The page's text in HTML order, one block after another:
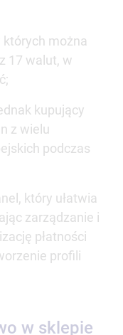
których można
17 walut, w
kupujący
z wielu
podczas
który ułatwia
zarządzanie i
płatności
profili
w sklepie